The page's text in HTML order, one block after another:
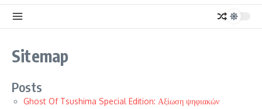
Sitemap
Posts
Ghost Of Tsushima Special Edition: Αξίωση ψηφιακών